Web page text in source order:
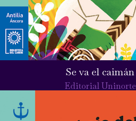
Se va el caimán
Editorial Uninorte